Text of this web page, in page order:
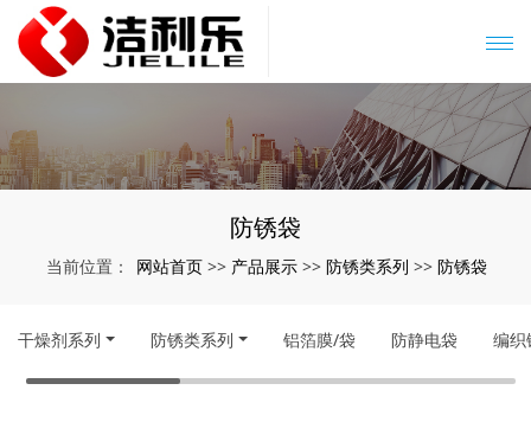
防锈袋
当前位置： 网站首页 >> 产品展示 >> 防锈类系列 >> 防锈袋
干燥剂系列 防锈类系列 铝箔膜/袋 防静电袋 编织